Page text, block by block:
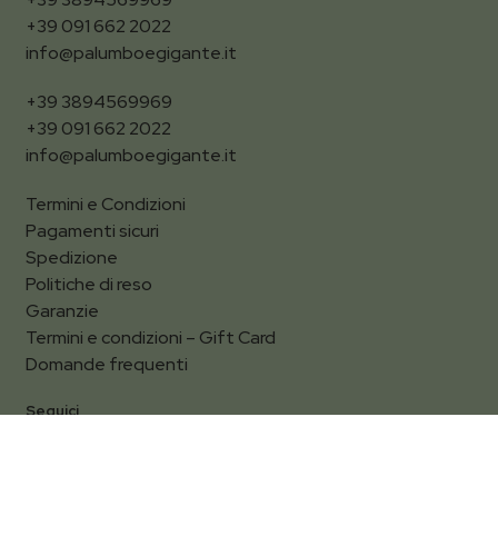
+39 091 662 2022
info@palumboegigante.it
+39 3894569969
+39 091 662 2022
info@palumboegigante.it
Termini e Condizioni
Pagamenti sicuri
Spedizione
Politiche di reso
Garanzie
Termini e condizioni – Gift Card
Domande frequenti
Seguici